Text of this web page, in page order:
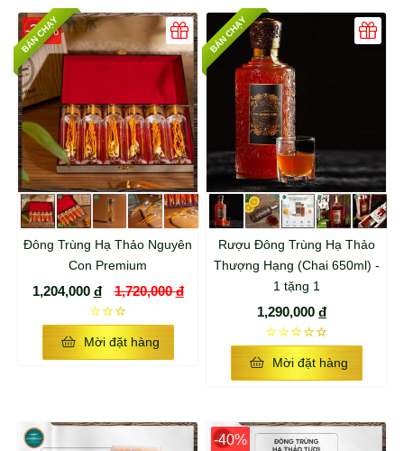
Đông Trùng Hạ Thảo Nguyên
Con Premium
1,204,000 đ 1,720,000đ
☆☆☆
Mời đặt hàng
BÁN CHẠY
-30%
Rượu Đông Trùng Hạ Thảo
Thượng Hạng (Chai 650ml) -
1 tặng 1
1,290,000 đ
☆☆☆☆☆
Mời đặt hàng
BÁN CHẠY
-40%